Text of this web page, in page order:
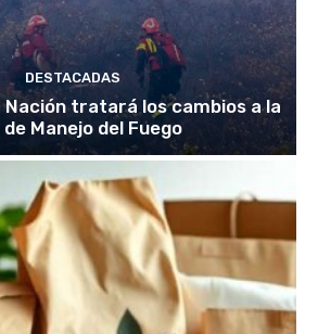
DESTACADAS
Nación tratará los cambios a la
de Manejo del Fuego